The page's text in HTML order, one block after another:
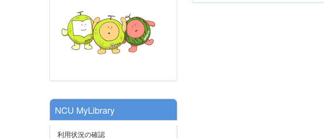
NCU MyLibrary
利用状況の確認